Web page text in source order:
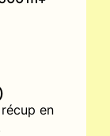
en